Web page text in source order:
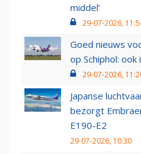
middel’
29-07-2026,
Goed nieuws
op Schiphol:
29-07-2026,
Japanse
bezorgt
E190-E2
29-07-2026, 10:30